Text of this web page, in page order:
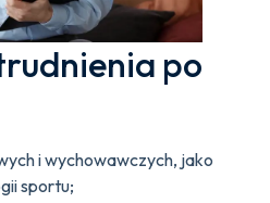
po
i wychowawczych, jako
sportu;